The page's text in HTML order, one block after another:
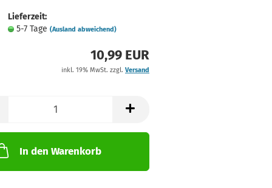
Lieferzeit:
5-7 Tage (Ausland abweichend)
10,99 EUR
inkl. 19% MwSt. zzgl. Versand
In den Warenkorb